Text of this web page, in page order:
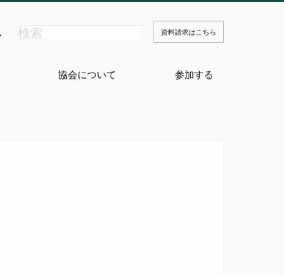
資料請求はこちら
協会について 参加する